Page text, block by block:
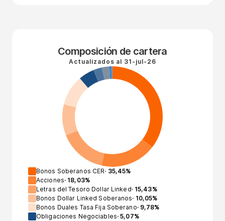
Composición de cartera
Actualizados al 31-jul-26
Bonos Soberanos CER· 35,45%
Acciones· 18,03%
Letras del Tesoro Dollar Linked· 15,43%
Bonos Dollar Linked Soberanos· 10,05%
Bonos Duales Tasa Fija Soberano· 9,78%
Obligaciones Negociables·5,07%